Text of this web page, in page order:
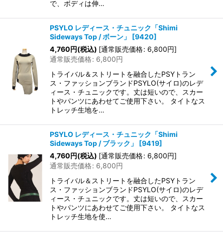
で、ボディは伸…
PSYLO レディース・チュニック「Shimi
Sideways Top / ボーン」
[9420]
4,760円(税込) [通常販売価格: 6,800円]
通常販売価格: 6,800円
トライバル＆ストリートを融合したPSYトラン
ス・ファッションブランドPSYLO(サイロ)のレデ
ィース・チュニックです。丈は短いので、スカー
トやパンツにあわせてご使用下さい。 タイトなス
トレッチ生地を…
PSYLO レディース・チュニック「Shimi
Sideways Top / ブラック」
[9419]
4,760円(税込) [通常販売価格: 6,800円]
通常販売価格: 6,800円
トライバル＆ストリートを融合したPSYトラン
ス・ファッションブランドPSYLO(サイロ)のレデ
ィース・チュニックです。丈は短いので、スカー
トやパンツにあわせてご使用下さい。 タイトなス
トレッチ生地を使…